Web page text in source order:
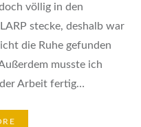
völlig in den
stecke, deshalb war
die Ruhe gefunden
musste ich
Arbeit fertig…